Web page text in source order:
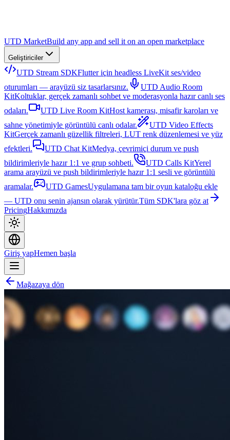
UTD MarketBuild any app and sell it on an open marketplace
Geliştiriciler
UTD Stream SDKFlutter için headless LiveKit ses/video
oturumları — arayüzü siz tasarlarsınız.
UTD Audio Room
KitKoltuklar, gerçek zamanlı sohbet ve moderasyonla hazır canlı ses
odaları.
UTD Live Room KitHost kamerası, misafir karoları ve
sahne yönetimiyle görüntülü canlı odalar.
UTD Video Effects
KitGerçek zamanlı güzellik filtreleri, LUT renk düzenlemesi ve yüz
efektleri.
UTD Chat KitMedya, çevrimiçi durum ve push
bildirimleriyle hazır 1:1 ve grup sohbeti.
UTD Calls KitYerel
arama arayüzü ve push bildirimleriyle hazır 1:1 sesli ve görüntülü
aramalar.
UTD GamesUygulamana tam bir oyun kataloğu ekle
— UTD onu senin ajansın olarak yürütür.Tüm SDK'lara göz at
PricingHakkımızda
Giriş yapHemen başla
Mağazaya dön